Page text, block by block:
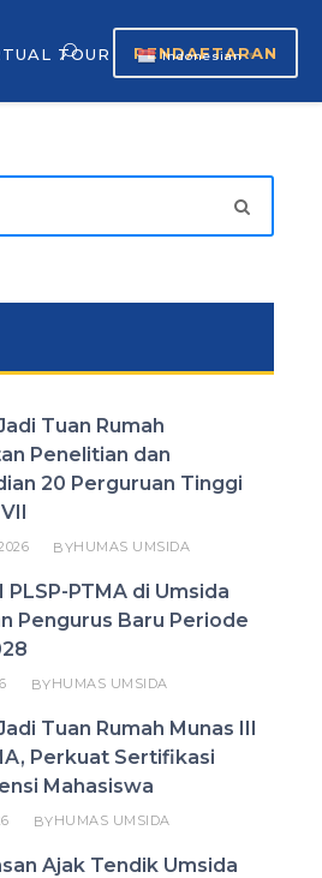
TOUR Indonesian ▼
PENDAFTARAN
Tuan Rumah
Penelitian dan
20 Perguruan Tinggi
BYHUMAS UMSIDA
PLSP-PTMA di Umsida
Pengurus Baru Periode
BYHUMAS UMSIDA
Tuan Rumah Munas III
Perkuat Sertifikasi
Mahasiswa
BYHUMAS UMSIDA
Ajak Tendik Umsida